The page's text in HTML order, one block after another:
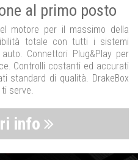
al primo posto
motore per il massimo della
totale con tutti i sistemi
Connettori Plug&Play per
Controlli costanti ed accurati
standard di qualità. DrakeBox
serve.
info